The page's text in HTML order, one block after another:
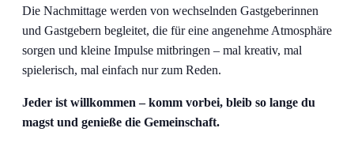
Die Nachmittage werden von wechselnden Gastgeberinnen
und Gastgebern begleitet, die für eine angenehme Atmosphäre
sorgen und kleine Impulse mitbringen – mal kreativ, mal
spielerisch, mal einfach nur zum Reden.
Jeder ist willkommen – komm vorbei, bleib so lange du
magst und genieße die Gemeinschaft.